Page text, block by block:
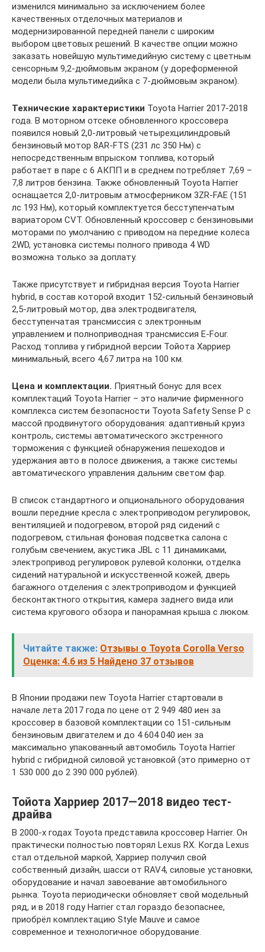
изменился минимально за исключением более
качественных отделочных материалов и
модернизированной передней панели с широким
выбором цветовых решений. В качестве опции можно
заказать новейшую мультимедийную систему с цветным
сенсорным 9,2-дюймовым экраном (у дореформенной
модели была мультимедийка с 7-дюймовым экраном).
Технические характеристики Toyota Harrier 2017-2018
года. В моторном отсеке обновленного кроссовера
появился новый 2,0-литровый четырехцилиндровый
бензиновый мотор 8AR-FTS (231 лс 350 Нм) с
непосредственным впрыском топлива, который
работает в паре с 6 АКПП и в среднем потребляет 7,69 –
7,8 литров бензина. Также обновленный Toyota Harrier
оснащается 2,0-литровым атмосферником 3ZR-FAE (151
лс 193 Нм), который комплектуется бесступенчатым
вариатором CVT. Обновленный кроссовер с бензиновыми
моторами по умолчанию с приводом на передние колеса
2WD, установка системы полного привода 4 WD
возможна только за доплату.
Также присутствует и гибридная версия Toyota Harrier
hybrid, в состав которой входит 152-сильный бензиновый
2,5-литровый мотор, два электродвигателя,
бесступенчатая трансмиссия с электронным
управлением и полноприводная трансмиссия E-Four.
Расход топлива у гибридной версии Тойота Харриер
минимальный, всего 4,67 литра на 100 км.
Цена и комплектации. Приятный бонус для всех
комплектаций Toyota Harrier – это наличие фирменного
комплекса систем безопасности Toyota Safety Sense P с
массой продвинутого оборудования: адаптивный круиз
контроль, системы автоматического экстренного
торможения с функцией обнаружения пешеходов и
удержания авто в полосе движения, а также системы
автоматического управления дальним светом фар.
В список стандартного и опционального оборудования
вошли передние кресла с электроприводом регулировок,
вентиляцией и подогревом, второй ряд сидений с
подогревом, стильная фоновая подсветка салона с
голубым свечением, акустика JBL с 11 динамиками,
электропривод регулировок рулевой колонки, отделка
сидений натуральной и искусственной кожей, дверь
багажного отделения с электроприводом и функцией
бесконтактного открытия, камера заднего вида или
система кругового обзора и панорамная крыша с люком.
Читайте также: Отзывы о Toyota Corolla Verso
Оценка: 4.6 из 5 Найдено 37 отзывов
В Японии продажи new Toyota Harrier стартовали в
начале лета 2017 года по цене от 2 949 480 иен за
кроссовер в базовой комплектации со 151-сильным
бензиновым двигателем и до 4 604 040 иен за
максимально упакованный автомобиль Toyota Harrier
hybrid с гибридной силовой установкой (это примерно от
1 530 000 до 2 390 000 рублей).
Тойота Харриер 2017—2018 видео тест-
драйва
В 2000-х годах Toyota представила кроссовер Harrier. Он
практически полностью повторял Lexus RX. Когда Lexus
стал отдельной маркой, Харриер получил свой
собственный дизайн, шасси от RAV4, силовые установки,
оборудование и начал завоевание автомобильного
рынка. Toyota периодически обновляет свой модельный
ряд, и в 2018 году Harrier стал гораздо безопаснее,
приобрёл комплектацию Style Mauve и самое
современное и технологичное оборудование.